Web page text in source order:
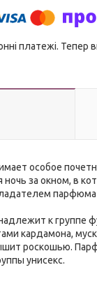
платежі.
особое
ночь за окном, в
к группе
кардамона,
роскошью.
унисекс.